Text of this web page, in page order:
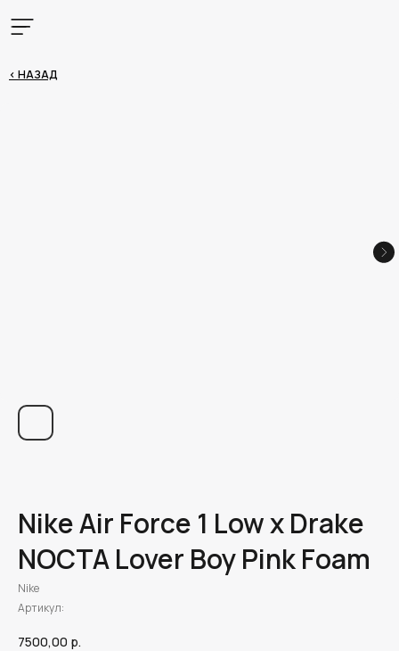
< НАЗАД
Nike Air Force 1 Low x Drake
NOCTA Lover Boy Pink Foam
Nike
Артикул:
7500,00 р.